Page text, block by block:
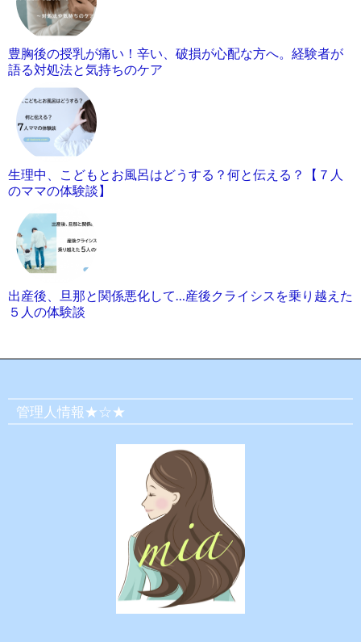
豊胸後の授乳が痛い！辛い、破損が心配な方へ。経験者が
語る対処法と気持ちのケア
生理中、こどもとお風呂はどうする？何と伝える？【７人
のママの体験談】
出産後、旦那と関係悪化して…産後クライシスを乗り越えた
５人の体験談
管理人情報★☆★